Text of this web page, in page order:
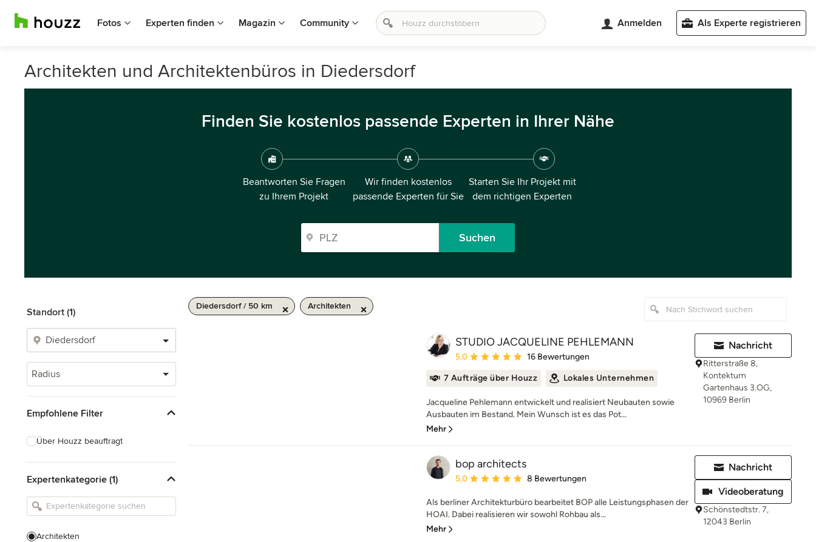
Fotos Experten finden Magazin Community Anmelden Als Experte registrieren
Architekten und Architektenbüros in Diedersdorf
Finden Sie kostenlos passende Experten in Ihrer Nähe
Beantworten Sie Fragen
zu Ihrem Projekt
Wir finden kostenlos
passende Experten für Sie
Starten Sie Ihr Projekt mit
dem richtigen Experten
Suchen
Standort (1)
Radius
Empfohlene Filter
Über Houzz beauftragt
Expertenkategorie (1)
Architekten
Diedersdorf / 50 km Architekten
STUDIO JACQUELINE PEHLEMANN
Durchschnittliche Bewertung: 5 von 5 Sternen
5,0 16 Bewertungen
7 Aufträge über Houzz Lokales Unternehmen
Jacqueline Pehlemann entwickelt und realisiert Neubauten sowie
Ausbauten im Bestand. Mein Wunsch ist es das Pot...
Mehr
Nachricht
Ritterstraße 8,
Kontektum
Gartenhaus 3.OG,
10969 Berlin
bop architects
Durchschnittliche Bewertung: 5 von 5 Sternen
5,0 8 Bewertungen
Als berliner Architekturbüro bearbeitet BOP alle Leistungsphasen der
HOAI. Dabei realisieren wir sowohl Rohbau als...
Mehr
Nachricht
Videoberatung
Schönstedtstr. 7,
12043 Berlin